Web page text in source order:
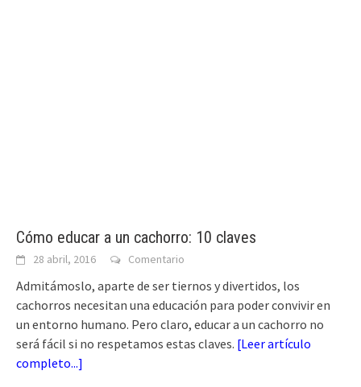
Cómo educar a un cachorro: 10 claves
28 abril, 2016 Comentario
Admitámoslo, aparte de ser tiernos y divertidos, los
cachorros necesitan una educación para poder convivir en
un entorno humano. Pero claro, educar a un cachorro no
será fácil si no respetamos estas claves. [Leer artículo
completo...]